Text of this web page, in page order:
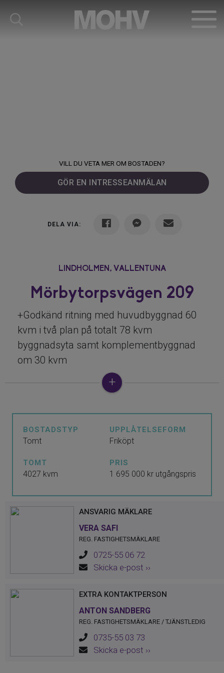
VILL DU VETA MER OM BOSTADEN?
GÖR EN INTRESSEANMÄLAN
DELA VIA:
LINDHOLMEN, VALLENTUNA
Mörbytorpsvägen 209
+Godkänd ritning med huvudbyggnad 60
kvm i två plan på totalt 78 kvm
byggnadsyta samt komplementbyggnad
om 30 kvm
+Avstyckningsbar tomt
+Fiber finns
TOMTEN FÖR 1.200.000 kr! (Köparen står
för styckningskostnaden)++
+ Säljaren är öppen för bytesförslag!
Drömmer du om ett lantligt boende nära
Stockholm? Nu har du chansen att
förvärva en fantastisk avstyckningsbar
tomt i idylliska Lindholmen, Vallentuna.
Denna generösa tomt om 4000
kvadratmeter erbjuder en enastående
möjlighet att skapa ditt eget paradis på
landet. Enligt detaljplanen kan tomten
delas upp i två mindre tomter om minst
BOSTADSTYP
Tomt
UPPLÅTELSEFORM
Friköpt
TOMT
4027 kvm
PRIS
1 695 000 kr utgångspris
ANSVARIG MÄKLARE
VERA SAFI
REG. FASTIGHETSMÄKLARE
0725-55 06 72
Skicka e-post ››
EXTRA KONTAKTPERSON
ANTON SANDBERG
REG. FASTIGHETSMÄKLARE / TJÄNSTLEDIG
0735-55 03 73
Skicka e-post ››